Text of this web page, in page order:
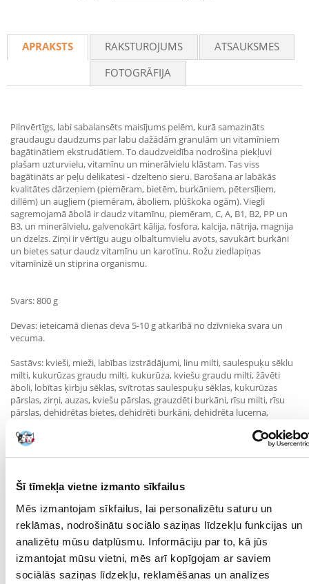
Šī tīmekļa vietne izmanto sīkfailus
Mēs izmantojam sīkfailus, lai personalizētu saturu un
reklāmas, nodrošinātu sociālo saziņas līdzekļu funkcijas un
analizētu mūsu datplūsmu. Informāciju par to, kā jūs
izmantojat mūsu vietni, mēs arī kopīgojam ar saviem
sociālās saziņas līdzekļu, reklamēšanas un analīzes
APRAKSTS RAKSTUROJUMS
ATSAUKSMES
FOTOGRĀFIJA
Pilnvērtīgs, labi sabalansēts maisījums pelēm, kurā samazināts
graudaugu daudzums par labu dažādām granulām un vitamīniem
bagātinātiem ekstrudātiem. To daudzveidība nodrošina piekļuvi
plašam uzturvielu, vitamīnu un minerālvielu klāstam. Tas viss
bagātināts ar peļu delikatesi - dzelteno sieru. Barošana ar labākās
kvalitātes dārzeņiem (piemēram, bietēm, burkāniem, pētersīļiem,
dillēm) un augļiem (piemēram, āboliem, plūškoka ogām). Viegli
sagremojamā ābolā ir daudz vitamīnu, piemēram, C, A, B1, B2, PP un
B3, un minerālvielu, galvenokārt kālija, fosfora, kalcija, nātrija, magnija
un dzelzs. Zirņi ir vērtīgu augu olbaltumvielu avots, savukārt burkāni
un bietes satur daudz vitamīnu un karotīnu. Rožu ziedlapiņas
vitamīnizē un stiprina organismu.
Svars: 800 g
Devas: ieteicamā dienas deva 5-10 g atkarībā no dzīvnieka svara un
vecuma.
Sastāvs: kvieši, mieži, labības izstrādājumi, linu milti, saulespuķu sēklu
milti, kukurūzas graudu milti, kukurūza, kviešu graudu milti, žāvēti
āboli, lobītas ķirbju sēklas, svītrotas saulespuķu sēklas, kukurūzas
pārslas, zirņi, auzas, kviešu pārslas, grauzdēti burkāni, rīsu milti, rīsu
pārslas, dehidrētas bietes, dehidrēti burkāni, dehidrēta lucerna,
raugs, saulespuķu eļļa, lucernas milti, kalcija karbonāts.
neapstrādātas eļļas un tauki % (min) : 1
jēlšķiedra % (max) : 8,1
jēlpelni % (max) : 4,73
mitrums % (maks.) : 12
Parametri